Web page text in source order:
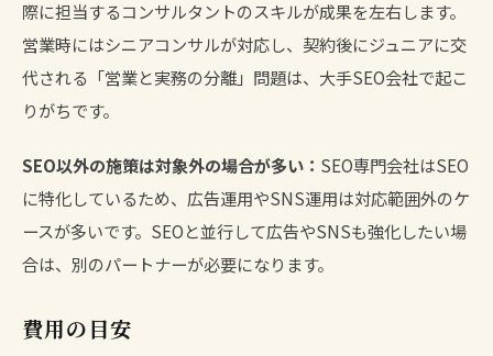
際に担当するコンサルタントのスキルが成果を左右します。
営業時にはシニアコンサルが対応し、契約後にジュニアに交
代される「営業と実務の分離」問題は、大手SEO会社で起こ
りがちです。
SEO以外の施策は対象外の場合が多い： SEO専門会社はSEO
に特化しているため、広告運用やSNS運用は対応範囲外のケ
ースが多いです。SEOと並行して広告やSNSも強化したい場
合は、別のパートナーが必要になります。
費用の目安